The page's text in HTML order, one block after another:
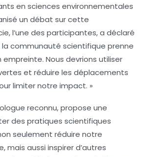
en sciences environnementales
un débat sur cette
l’une des participantes,a déclaré
la communauté scientifique prenne
Nous devrions utiliser
et réduire les déplacements
limiter notre impact. »
reconnu,propose une
des pratiques scientifiques
seulement réduire notre
mais aussi inspirer d’autres